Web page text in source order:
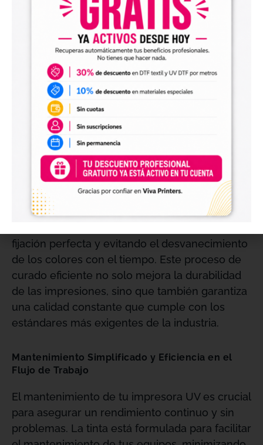
profesional a lo largo del tiempo. Esta
resistencia superior es fundamental para
aplicaciones en las que la longevidad del
diseño es crucial. Proporcionando a tus clientes
un producto final que sigue siendo vibrante y
atractivo después de un uso prolongado.
Curado Eficiente con Luz UV para Resultados
Óptimos
Para lograr los mejores resultados, es esencial
curar la tinta adecuadamente bajo luz UV LED.
Tinta Magenta UV 1L – Oricse seca
rápidamente y forma una capa resistente
fijación perfecta y evitando el desvanecimiento
de los colores con el tiempo. Este proceso de
curado eficiente no solo mejora la durabilidad
de las impresiones, sino que también garantiza
una calidad constante que cumple con los
estándares más exigentes de la industria.
Mantenimiento Simplificado y Eficiencia en el
Flujo de Trabajo
El mantenimiento de tu impresora UV es crucial
para asegurar un rendimiento continuo y sin
problemas. La tinta está formulada para facilitar